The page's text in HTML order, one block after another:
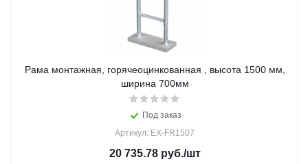
Рама монтажная, горячеоцинкованная , высота 1500 мм,
ширина 700мм
Под заказ
Артикул: EX-FR1507
20 735.78руб./шт